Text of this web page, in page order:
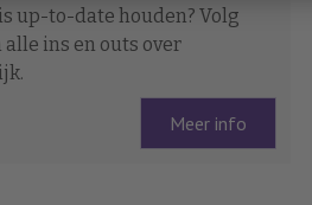
up-to-date houden? Volg
ins en outs over
Meer info